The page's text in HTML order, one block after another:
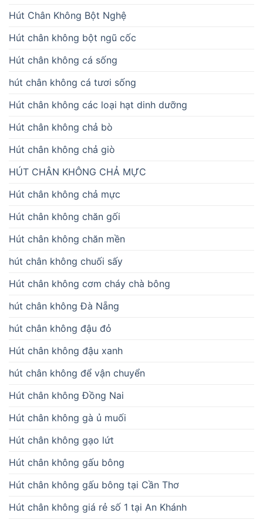
Hút Chân Không Bột Nghệ
Hút chân không bột ngũ cốc
Hút chân không cá sống
hút chân không cá tươi sống
Hút chân không các loại hạt dinh dưỡng
Hút chân không chả bò
Hút chân không chả giò
HÚT CHÂN KHÔNG CHẢ MỰC
Hút chân không chả mực
Hút chân không chăn gối
Hút chân không chăn mền
hút chân không chuối sấy
Hút chân không cơm cháy chà bông
hút chân không Đà Nẵng
hút chân không đậu đỏ
Hút chân không đậu xanh
hút chân không để vận chuyển
Hút chân không Đồng Nai
Hút chân không gà ủ muối
Hút chân không gạo lứt
Hút chân không gấu bông
Hút chân không gấu bông tại Cần Thơ
Hút chân không giá rẻ số 1 tại An Khánh